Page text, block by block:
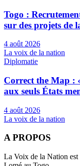
Togo :
sur des projets de
4 août 2026
La voix de la nation
Diplomatie
Correct the Map :
aux seuls États
4 août 2026
La voix de la nation
A PROPOS
La Voix de la Nation est